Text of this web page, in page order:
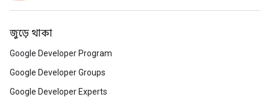
জুড়ে থাকা
Google Developer Program
Google Developer Groups
Google Developer Experts